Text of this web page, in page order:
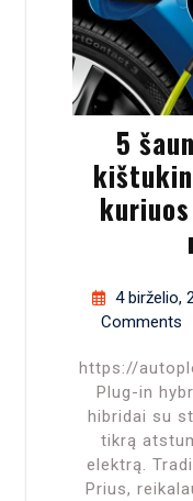
5
4 birželio,
Comments
https://
Plug-in
hibridai su
tikrą
elektrą.
Prius,